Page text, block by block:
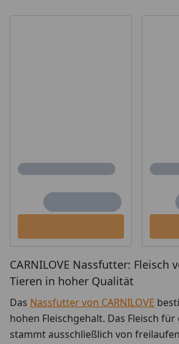
CARNILOVE Nassfutter: Fleisch
Tieren in hoher Qualität
Das Nassfutter von CARNILOVE
hohen Fleischgehalt. Das Fleisch
stammt ausschließlich von